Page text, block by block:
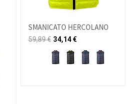
SMANICATO HERCOLANO
59,89€ 34,14€